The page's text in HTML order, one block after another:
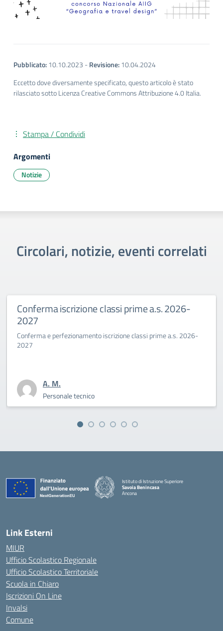
Pubblicato:10.10.2023 -Revisione:10.04.2024
Eccetto dove diversamente specificato, questo articolo è stato
rilasciato sotto Licenza Creative Commons Attribuzione 4.0 Italia.
Stampa / Condividi
Argomenti
Notizie
Circolari, notizie, eventi correlati
iscrizione classi prime a.s. 2026-
e perfezionamento iscrizione classi prime a.s. 2026-
A. M.
Personale tecnico
Istituto di Istruzione Superiore
Savoia Benincasa
Ancona
Link Esterni
MIUR
Ufficio Scolastico Regionale
Ufficio Scolastico Territoriale
Scuola in Chiaro
Iscrizioni On Line
Invalsi
Comune